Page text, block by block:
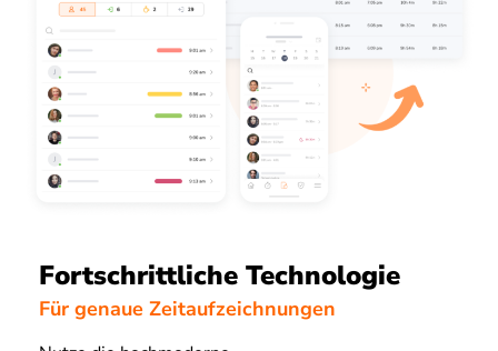
Fortschrittliche Technologie
Für genaue Zeitaufzeichnungen